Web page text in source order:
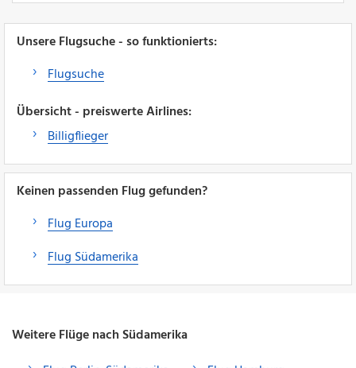
Unsere Flugsuche - so funktionierts:
Flugsuche
Übersicht - preiswerte Airlines:
Billigflieger
Keinen passenden Flug gefunden?
Flug Europa
Flug Südamerika
Weitere Flüge nach Südamerika